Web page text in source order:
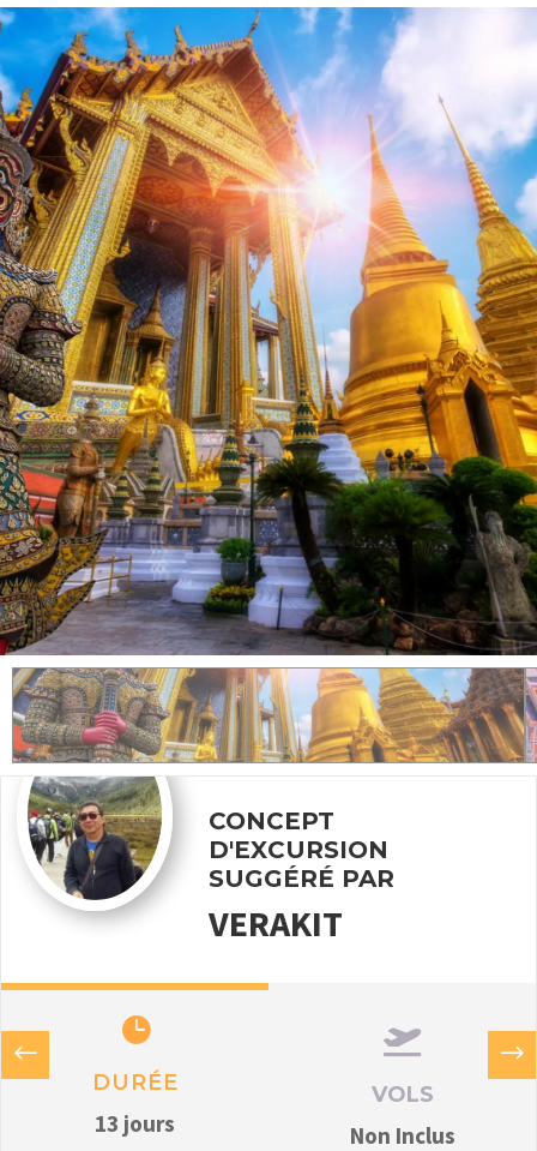
Explorez Nos Plus Belles Photos Du Voyage Dès
Maintenant
CONCEPT
D'EXCURSION
SUGGÉRÉ PAR
VERAKIT

DURÉE
13 jours

VOLS
Non Inclus